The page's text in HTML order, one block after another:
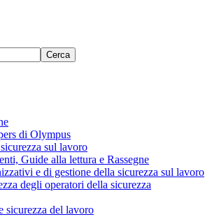
Cerca
di Olympus
sul lavoro
Guide alla lettura e Rassegne
e di gestione della sicurezza sul lavoro
degli operatori della sicurezza
sicurezza del lavoro